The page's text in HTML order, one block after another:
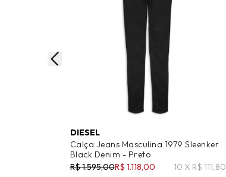
DIESEL
Calça Jeans Masculina 1979 Sleenker
Black Denim - Preto
R$ 1.595,00R$ 1.118,00 10 X R$ 111,80